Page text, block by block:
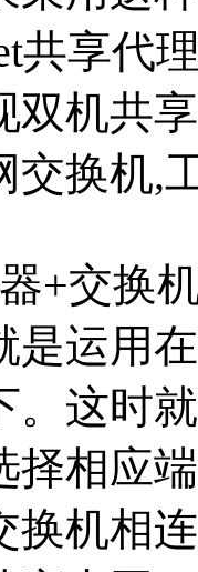
共享代
双机共
交换机,
+交换
是运用
。这时
择相应
换机相